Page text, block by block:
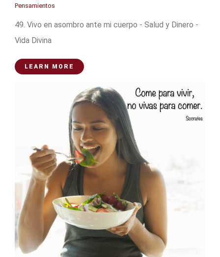
Pensamientos
49. Vivo en asombro ante mi cuerpo - Salud y Dinero -
Vida Divina
LEARN MORE